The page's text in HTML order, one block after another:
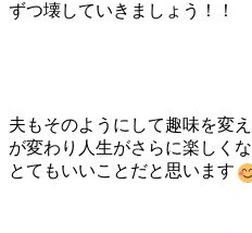
ずつ壊していきましょう！！
夫もそのようにして趣味を変
が変わり人生がさらに楽しく
とてもいいことだと思います